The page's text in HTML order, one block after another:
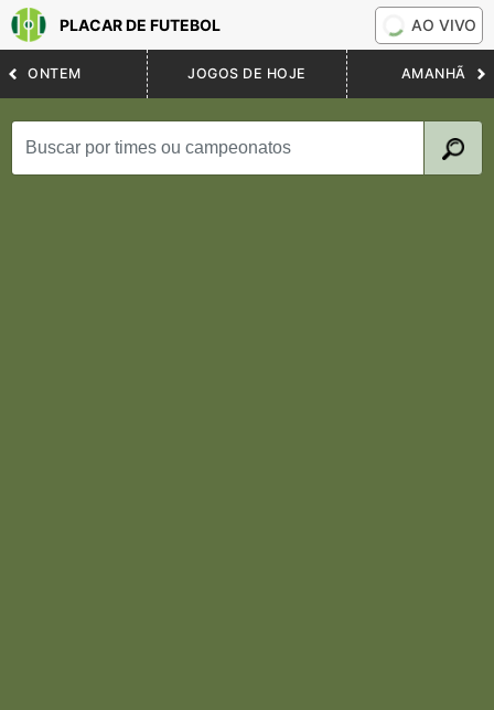
PLACAR DE FUTEBOL AO VIVO
ONTEM JOGOS DE HOJE AMANHÃ